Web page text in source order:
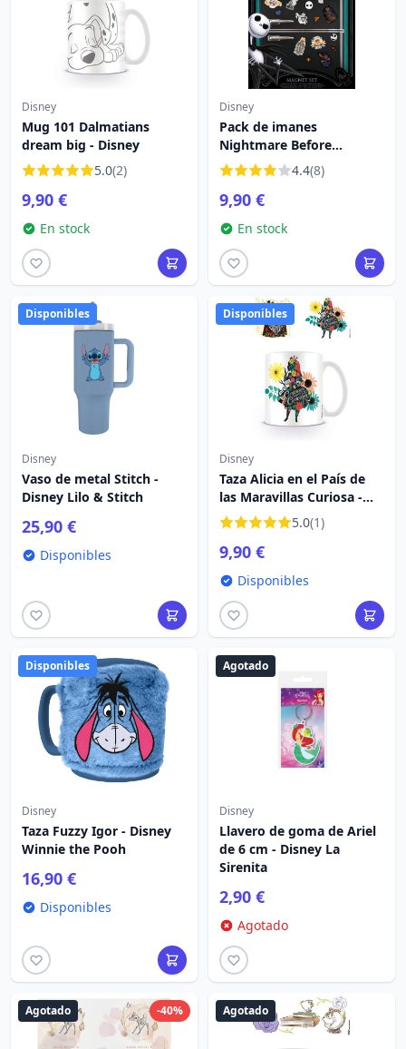
Disney
Mug 101 Dalmatians
dream big - Disney
5.0(2)
9,90 €
En stock
Disney
Pack de imanes
Nightmare Before
Christmas - Disney
4.4(8)
9,90 €
En stock
Disponibles
Disney
Vaso de metal Stitch -
Disney Lilo & Stitch
25,90 €
Disponibles
Disponibles
Disney
Taza Alicia en el País de
las Maravillas Curiosa -
Disney
5.0(1)
9,90 €
Disponibles
Disponibles
Disney
Taza Fuzzy Igor - Disney
Winnie the Pooh
16,90 €
Disponibles
Agotado
Disney
Llavero de goma de Ariel
de 6 cm - Disney La
Sirenita
2,90 €
Agotado
-40%
Agotado Agotado